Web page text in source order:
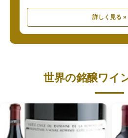
詳しく見る »
世界の銘醸ワイ